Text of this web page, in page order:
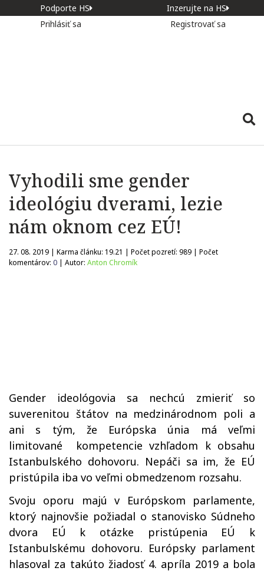
Podporte HS
Inzerujte na HS
Prihlásiť sa
Registrovať sa
Vyhodili sme gender
ideológiu dverami, lezie
nám oknom cez EÚ!
27. 08. 2019 | Karma článku: 19.21 | Počet pozretí: 989 | Počet
komentárov: 0 | Autor: Anton Chromík
Gender ideológovia sa nechcú zmieriť so
suverenitou štátov na medzinárodnom poli a
ani s tým, že Európska únia má veľmi
limitované kompetencie vzhľadom k obsahu
Istanbulského dohovoru. Nepáči sa im, že EÚ
pristúpila iba vo veľmi obmedzenom rozsahu.
Svoju oporu majú v Európskom parlamente,
ktorý najnovšie požiadal o stanovisko Súdneho
dvora EÚ k otázke pristúpenia EÚ k
Istanbulskému dohovoru. Európsky parlament
hlasoval za takúto žiadosť 4. apríla 2019 a bola